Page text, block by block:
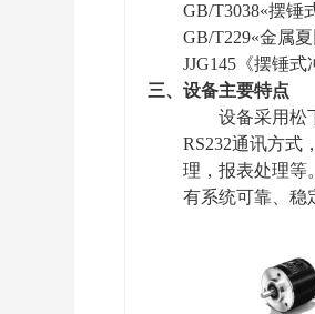
GB/T3038«摆锤
GB/T229«金属
JJG145 《摆锤式
三、设备主要特点
设备采用松
RS232通讯方式
理，报表处理等
有系统可靠、稳